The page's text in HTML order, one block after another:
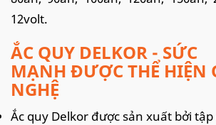
12volt.
ẮC QUY DELKOR - SỨC
MẠNH ĐƯỢC THỂ HIỆN
NGHỆ
Ắc quy Delkor được sản xuất bởi